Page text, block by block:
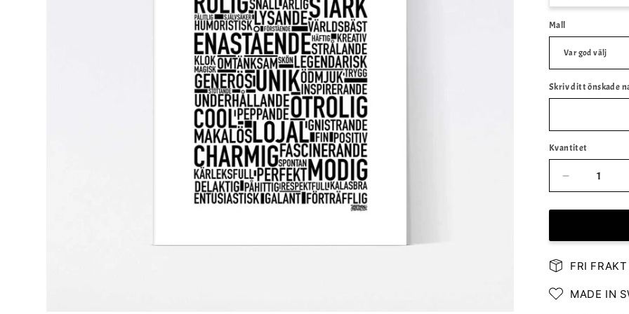
Mall
Skriv ditt önskade
Kvantitet
Minska
kvantitet
för
Namn
Poster
FRI
MADE IN